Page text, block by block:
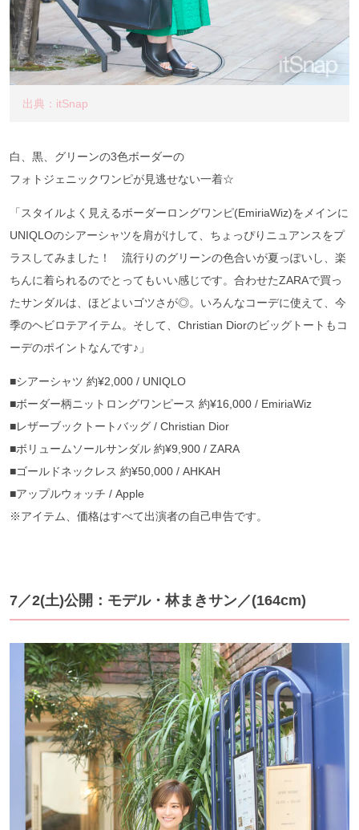
出典：itSnap
白、黒、グリーンの3色ボーダーの
フォトジェニックワンピが見逃せない一着☆
「スタイルよく見えるボーダーロングワンピ(EmiriaWiz)をメインに
UNIQLOのシアーシャツを肩がけして、ちょっぴりニュアンスをプ
ラスしてみました！ 流行りのグリーンの色合いが夏っぽいし、楽
ちんに着られるのでとってもいい感じです。合わせたZARAで買っ
たサンダルは、ほどよいゴツさが◎。いろんなコーデに使えて、今
季のヘビロテアイテム。そして、Christian Diorのビッグトートもコ
ーデのポイントなんです♪」
■シアーシャツ 約¥2,000 / UNIQLO
■ボーダー柄ニットロングワンピース 約¥16,000 / EmiriaWiz
■レザーブックトートバッグ / Christian Dior
■ボリュームソールサンダル 約¥9,900 / ZARA
■ゴールドネックレス 約¥50,000 / AHKAH
■アップルウォッチ / Apple
※アイテム、価格はすべて出演者の自己申告です。
7／2(土)公開：モデル・林まきサン／(164cm)